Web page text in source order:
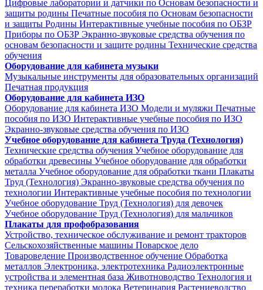
Цифровые лаборатории и датчики по Основам безопасности и
защиты родины Печатные пособия по Основам безопасности
и защиты Родины Интерактивные учебные пособия по ОБЗР
Приборы по ОБЗР Экранно-звуковые средства обучения по
основам безопасности и защите родины Технические средства
обучения
Оборудование для кабинета музыки
Музыкальные инструменты для образовательных организаций
Печатная продукция
Оборудование для кабинета ИЗО
Оборудование для кабинета ИЗО Модели и муляжи Печатные
пособия по ИЗО Интерактивные учебные пособия по ИЗО
Экранно-звуковые средства обучения по ИЗО
Учебное оборудование для кабинета Труда (Технология)
Технические средства обучения Учебное оборудование для
обработки древесины Учебное оборудование для обработки
металла Учебное оборудование для обработки ткани Плакаты
Труд (Технология) Экранно-звуковые средства обучения по
технологии Интерактивные учебные пособия по технологии
Учебное оборудование Труд (Технология) для девочек
Учебное оборудование Труд (Технология) для мальчиков
Плакаты для профобразования
Устройство, техническое обслуживание и ремонт тракторов
Сельскохозяйственные машины Поварское дело
Товароведение Производственное обучение Обработка
металлов Электроника, электротехника Радиоэлектронные
устройства и элементная база Животноводство Технология и
техника переработки молока Ветеринария Растениеводство